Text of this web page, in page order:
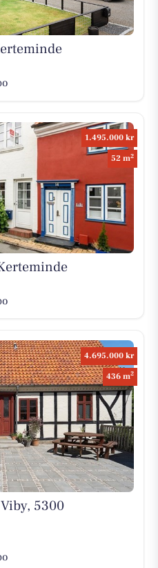
1.495.000 kr
52 m2
4.695.000 kr
436 m2
5300